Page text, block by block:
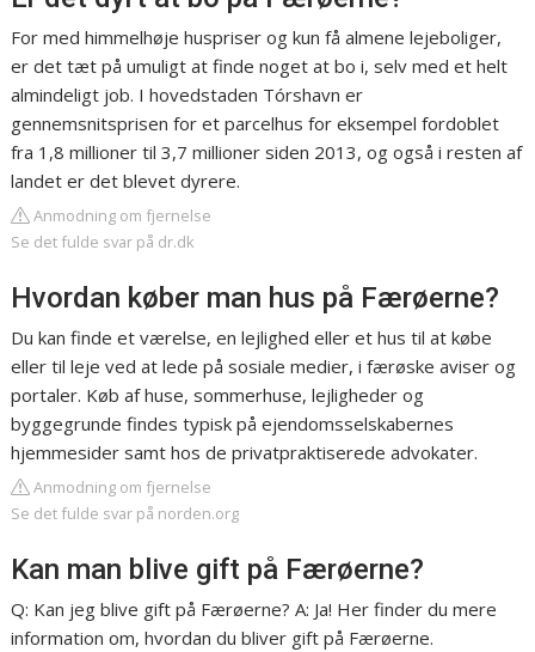
For med himmelhøje huspriser og kun få almene lejeboliger,
er det tæt på umuligt at finde noget at bo i, selv med et helt
almindeligt job. I hovedstaden Tórshavn er
gennemsnitsprisen for et parcelhus for eksempel fordoblet
fra 1,8 millioner til 3,7 millioner siden 2013, og også i resten af
landet er det blevet dyrere.
Anmodning om fjernelse
Se det fulde svar på dr.dk
Hvordan køber man hus på Færøerne?
Du kan finde et værelse, en lejlighed eller et hus til at købe
eller til leje ved at lede på sosiale medier, i færøske aviser og
portaler. Køb af huse, sommerhuse, lejligheder og
byggegrunde findes typisk på ejendomsselskabernes
hjemmesider samt hos de privatpraktiserede advokater.
Anmodning om fjernelse
Se det fulde svar på norden.org
Kan man blive gift på Færøerne?
Q: Kan jeg blive gift på Færøerne? A: Ja! Her finder du mere
information om, hvordan du bliver gift på Færøerne.